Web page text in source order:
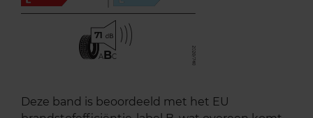
71
ABC
Deze band is beoordeeld met het EU